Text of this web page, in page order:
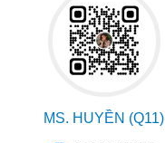
MS. HUYỀN (Q11)